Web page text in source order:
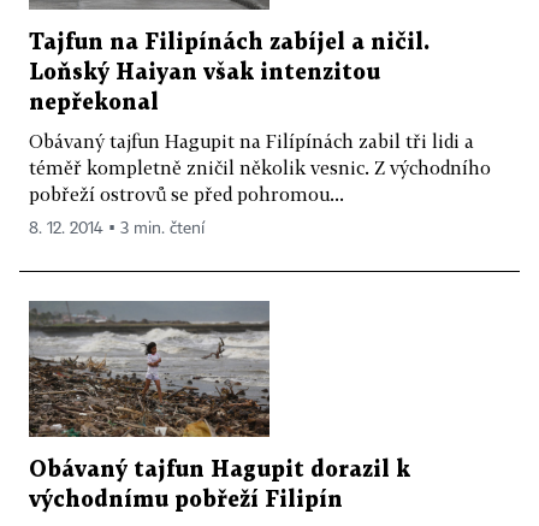
Tajfun na Filipínách zabíjel a ničil.
Loňský Haiyan však intenzitou
nepřekonal
Obávaný tajfun Hagupit na Filípínách zabil tři lidi a
téměř kompletně zničil několik vesnic. Z východního
pobřeží ostrovů se před pohromou...
8. 12. 2014 ▪ 3 min. čtení
Obávaný tajfun Hagupit dorazil k
východnímu pobřeží Filipín